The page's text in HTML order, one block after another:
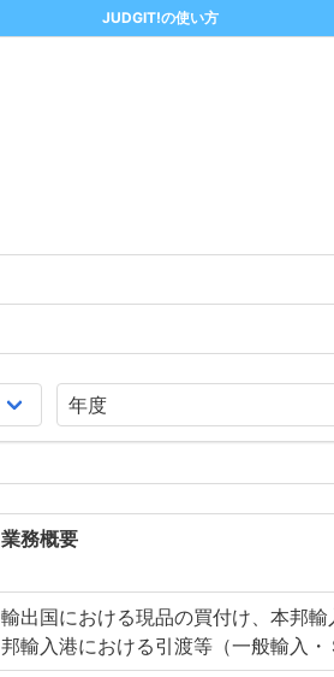
JUDGIT!の使い方
業務概要
輸出国における現品の買付け、本邦
邦輸入港における引渡等（一般輸入・